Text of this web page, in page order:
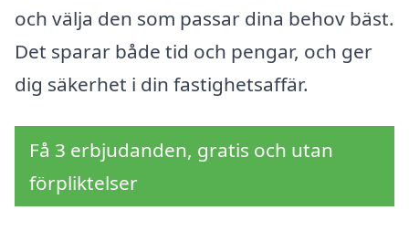
och välja den som passar dina behov bäst.
Det sparar både tid och pengar, och ger
dig säkerhet i din fastighetsaffär.
Få 3 erbjudanden, gratis och utan
förpliktelser